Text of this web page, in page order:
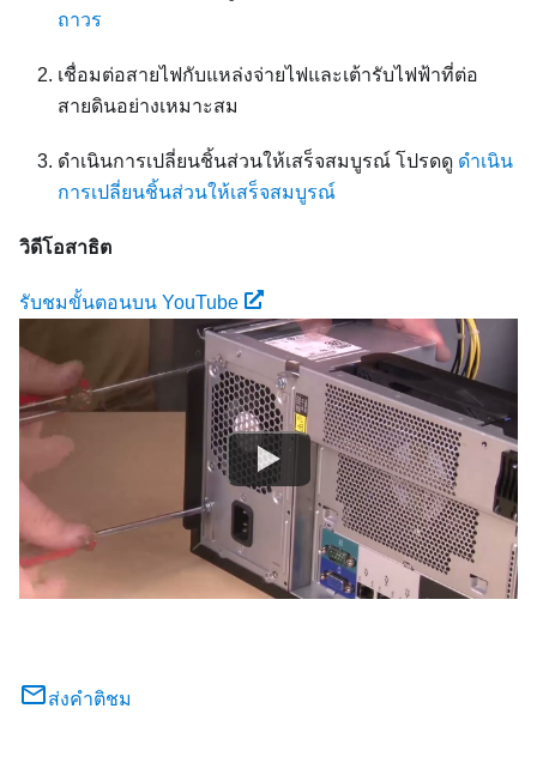
ถาวร
เชื่อมต่อสายไฟกับแหล่งจ่ายไฟและเต้ารับไฟฟ้าที่ต่อ
สายดินอย่างเหมาะสม
ดำเนินการเปลี่ยนชิ้นส่วนให้เสร็จสมบูรณ์ โปรดดู ดำเนิน
การเปลี่ยนชิ้นส่วนให้เสร็จสมบูรณ์
วิดีโอสาธิต
รับชมขั้นตอนบน YouTube
ส่งคำติชม